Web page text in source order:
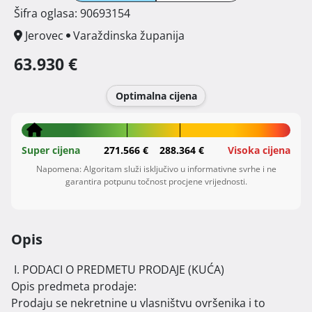
Šifra oglasa: 90693154
Jerovec
Varaždinska županija
63.930 €
Optimalna cijena
Super cijena 271.566 € 288.364 € Visoka cijena
Napomena: Algoritam služi isključivo u informativne svrhe i ne
garantira potpunu točnost procjene vrijednosti.
Opis
Opis predmeta prodaje:
Prodaju se nekretnine u vlasništvu ovršenika i to